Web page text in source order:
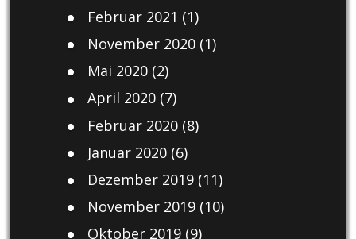
Februar 2021 (1)
November 2020(1)
Mai 2020(2)
April 2020(7)
Februar 2020(8)
Januar 2020(6)
Dezember 2019(11)
November 2019(10)
Oktober 2019(9)